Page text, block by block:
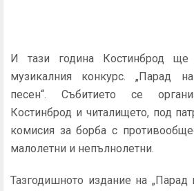
И тази година Костинброд
музикалния конкурс. „Парад
песен“. Събитието се
Костинброд и читалището, под
комисия за борба с
малолетни и непълнолетни.
Тазгодишното издание на „Парад